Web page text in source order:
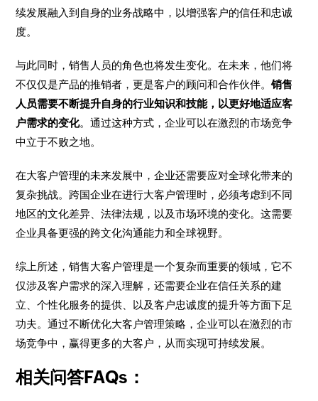
续发展融入到自身的业务战略中，以增强客户的信任和忠诚
度。
与此同时，销售人员的角色也将发生变化。在未来，他们将
不仅仅是产品的推销者，更是客户的顾问和合作伙伴。销售
人员需要不断提升自身的行业知识和技能，以更好地适应客
户需求的变化。通过这种方式，企业可以在激烈的市场竞争
中立于不败之地。
在大客户管理的未来发展中，企业还需要应对全球化带来的
复杂挑战。跨国企业在进行大客户管理时，必须考虑到不同
地区的文化差异、法律法规，以及市场环境的变化。这需要
企业具备更强的跨文化沟通能力和全球视野。
综上所述，销售大客户管理是一个复杂而重要的领域，它不
仅涉及客户需求的深入理解，还需要企业在信任关系的建
立、个性化服务的提供、以及客户忠诚度的提升等方面下足
功夫。通过不断优化大客户管理策略，企业可以在激烈的市
场竞争中，赢得更多的大客户，从而实现可持续发展。
相关问答FAQs：